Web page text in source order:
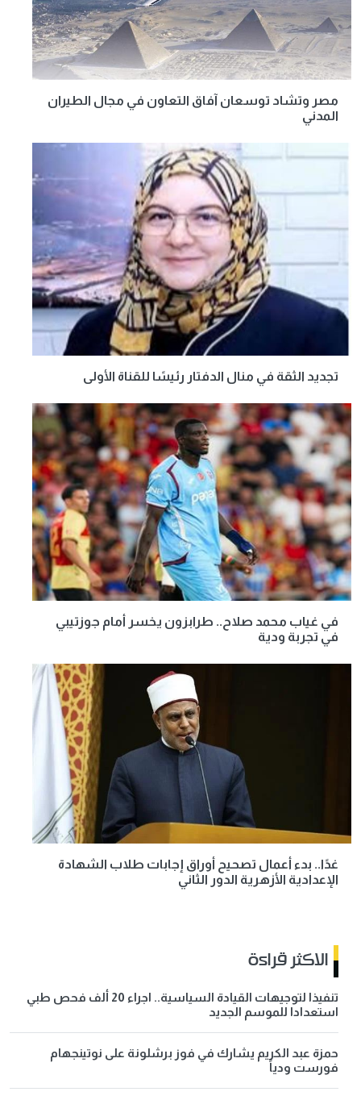
مصر وتشاد توسعان آفاق التعاون في مجال الطيران
المدني
تجديد الثقة في منال الدفتار رئيسًا للقناة الأولى
في غياب محمد صلاح.. طرابزون يخسر أمام جوزتيبي
في تجربة ودية
غدًا.. بدء أعمال تصحيح أوراق إجابات طلاب الشهادة
الإعدادية الأزهرية الدور الثاني
الاكثر قراءة
تنفيذا لتوجيهات القيادة السياسية.. اجراء 20 ألف فحص طبي
استعدادا للموسم الجديد
حمزة عبد الكريم يشارك في فوز برشلونة على نوتينجهام
فورست ودياً